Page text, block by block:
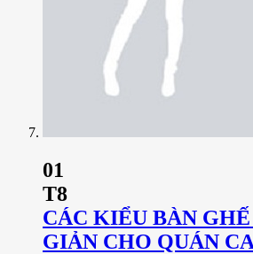
01
T8
CÁC KIỂU BÀN
GIẢN CHO QUÁN